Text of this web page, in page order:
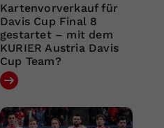
Kartenvorverkauf für
Davis Cup Final 8
gestartet – mit dem
KURIER Austria Davis
Cup Team?